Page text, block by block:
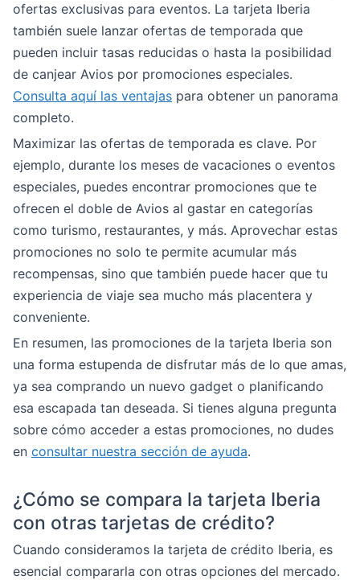
ofertas exclusivas para eventos. La tarjeta Iberia
también suele lanzar ofertas de temporada que
pueden incluir tasas reducidas o hasta la posibilidad
de canjear Avios por promociones especiales.
Consulta aquí las ventajas para obtener un panorama
completo.
Maximizar las ofertas de temporada es clave. Por
ejemplo, durante los meses de vacaciones o eventos
especiales, puedes encontrar promociones que te
ofrecen el doble de Avios al gastar en categorías
como turismo, restaurantes, y más. Aprovechar estas
promociones no solo te permite acumular más
recompensas, sino que también puede hacer que tu
experiencia de viaje sea mucho más placentera y
conveniente.
En resumen, las promociones de la tarjeta Iberia son
una forma estupenda de disfrutar más de lo que amas,
ya sea comprando un nuevo gadget o planificando
esa escapada tan deseada. Si tienes alguna pregunta
sobre cómo acceder a estas promociones, no dudes
en consultar nuestra sección de ayuda.
¿Cómo se compara la tarjeta Iberia
con otras tarjetas de crédito?
Cuando consideramos la tarjeta de crédito Iberia, es
esencial compararla con otras opciones del mercado.